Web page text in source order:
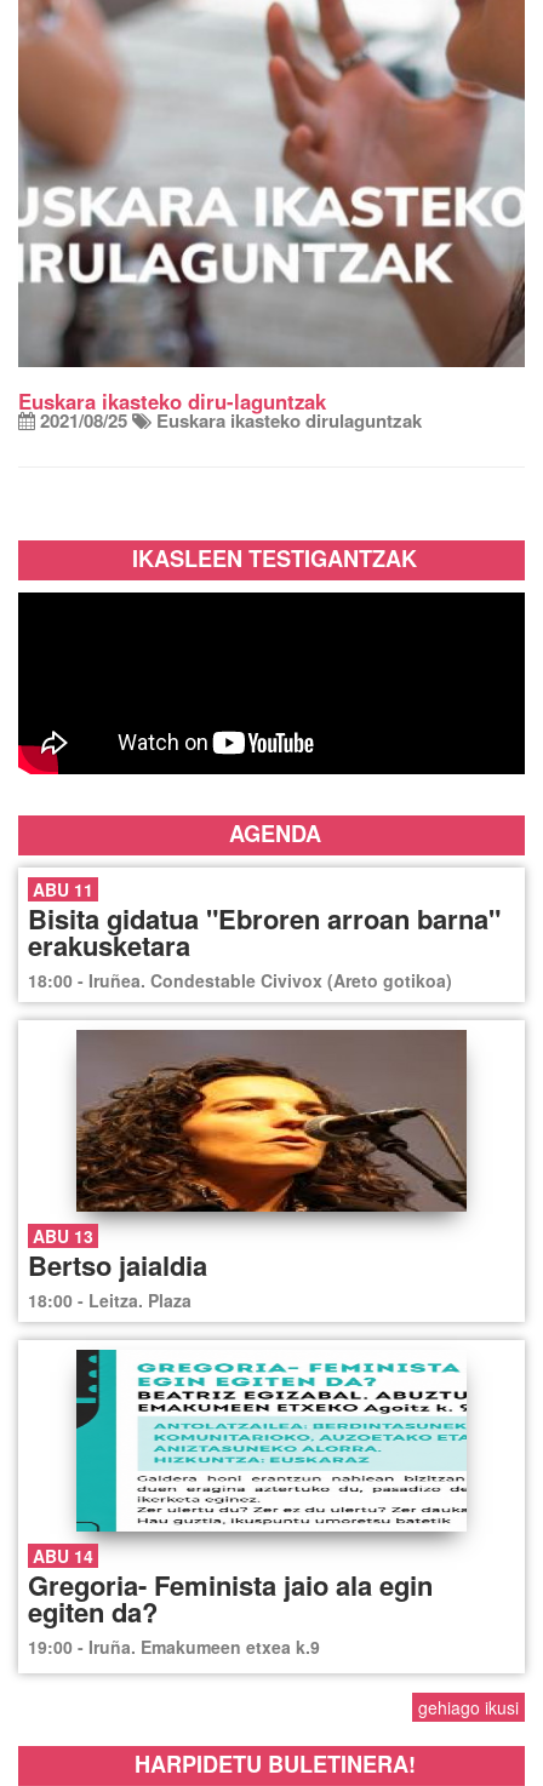
Euskara ikasteko diru-laguntzak
2021/08/25 Euskara ikasteko dirulaguntzak
IKASLEEN TESTIGANTZAK
AGENDA
ABU 11
Bisita gidatua "Ebroren arroan barna"
erakusketara
18:00 - Iruñea. Condestable Civivox (Areto gotikoa)
ABU 13
Bertso jaialdia
18:00 - Leitza. Plaza
ABU 14
Gregoria- Feminista jaio ala egin
egiten da?
19:00 - Iruña. Emakumeen etxea k.9
gehiago ikusi
HARPIDETU BULETINERA!